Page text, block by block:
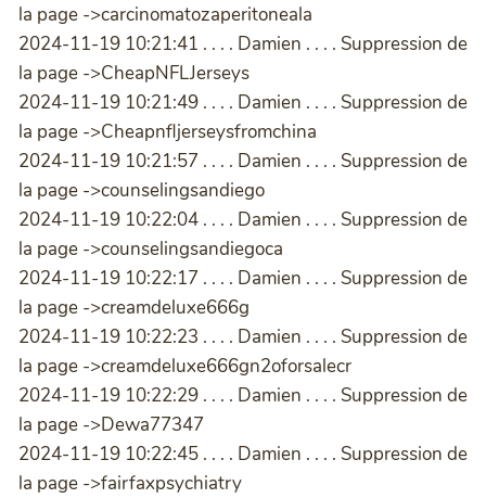
la page ->carcinomatozaperitoneala
2024-11-19 10:21:41 . . . . Damien . . . . Suppression de
la page ->CheapNFLJerseys
2024-11-19 10:21:49 . . . . Damien . . . . Suppression de
la page ->Cheapnfljerseysfromchina
2024-11-19 10:21:57 . . . . Damien . . . . Suppression de
la page ->counselingsandiego
2024-11-19 10:22:04 . . . . Damien . . . . Suppression de
la page ->counselingsandiegoca
2024-11-19 10:22:17 . . . . Damien . . . . Suppression de
la page ->creamdeluxe666g
2024-11-19 10:22:23 . . . . Damien . . . . Suppression de
la page ->creamdeluxe666gn2oforsalecr
2024-11-19 10:22:29 . . . . Damien . . . . Suppression de
la page ->Dewa77347
2024-11-19 10:22:45 . . . . Damien . . . . Suppression de
la page ->fairfaxpsychiatry